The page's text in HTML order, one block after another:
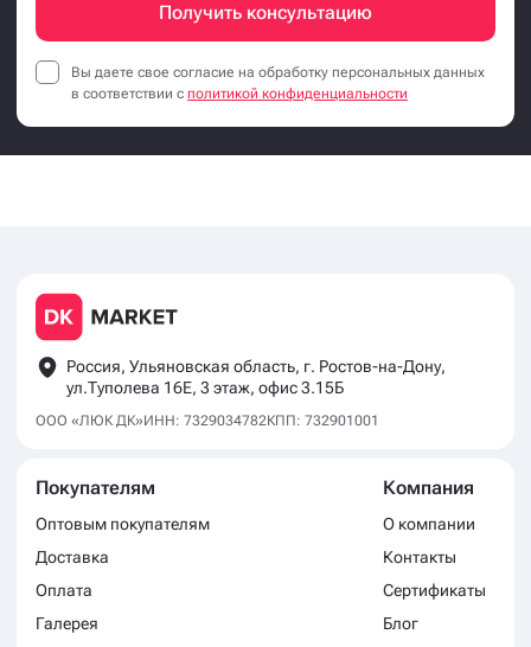
Получить консультацию
Вы даете свое согласие на обработку персональных данных
в соответствии с политикой конфиденциальности
Россия, Ульяновская область, г. Ростов-на-Дону,
ул.Туполева 16Е, 3 этаж, офис 3.15Б
ООО «ЛЮК ДК»ИНН: 7329034782КПП: 732901001
Покупателям
Оптовым покупателям
Доставка
Оплата
Галерея
Компания
О компании
Контакты
Сертификаты
Блог